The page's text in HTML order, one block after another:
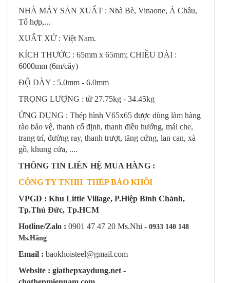
NHÀ MÁY SẢN XUẤT : Nhà Bè, Vinaone, Á Châu,
Tổ hợp,...
XUẤT XỨ : Việt Nam.
KÍCH THƯỚC : 65mm x 65mm; CHIỀU DÀI :
6000mm (6m/cây)
ĐỘ DÀY : 5.0mm - 6.0mm
TRỌNG LƯỢNG : từ 27.75kg - 34.45kg
ỨNG DỤNG : Thép hình V65x65 được dùng làm hàng
rào bảo vệ, thanh cố định, thanh điều hướng, mái che,
trang trí, đường ray, thanh trượt, tăng cứng, lan can, xà
gồ, khung cửa, ....
THÔNG TIN LIÊN HỆ MUA HÀNG :
CÔNG TY TNHH THÉP BẢO KHÔI
VPGD : Khu Little Village, P.Hiệp Bình Chánh,
Tp.Thủ Đức, Tp.HCM
Hotline/Zalo : 0901 47 47 20 Ms.Nhi - 0933 140 148
Ms.Hằng
Email : baokhoisteel@gmail.com
Website : giathepxaydung.net -